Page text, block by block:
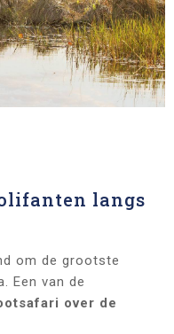
langs
om de grootste
Een van de
over de